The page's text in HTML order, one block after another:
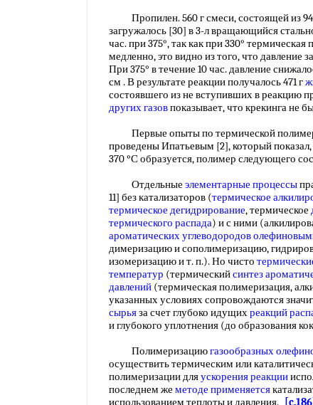
Пропилен. 560 г смеси, состоящей из
загружалось [30] в 3-л вращающийся
час. при 375°, так как при 330°
медленно, это видно из того, что давление
При 375° в течение 10 час. давление
см . В результате реакции получалось 471 г
состоявшего из не вступивших в реакцию
других газовпоказывает, что крекинга не
Первые опыты по термической
проведены Ипатьевым [2], который
370 °С образуется, полимер следующего
Отдельные элементарные процессы
11] без катализаторов (термическое
термическое дегидрирование, термическое
термического распада) и с ними
ароматических углеводородов
димеризацию и сополимеризацию,
изомеризацию и т. п.). Но чисто
температур (термическийсинтез
давлений (термическая полимеризация,
указанных условиях сопровождаются
сырьяза счет глубоко идущихреакций
и глубокого уплотнения (до образования
Полимеризациюгазообразных
осуществить термическим или
полимеризации дляускорения реакции
последнем же методе применяется
использованием теплоты и давления.